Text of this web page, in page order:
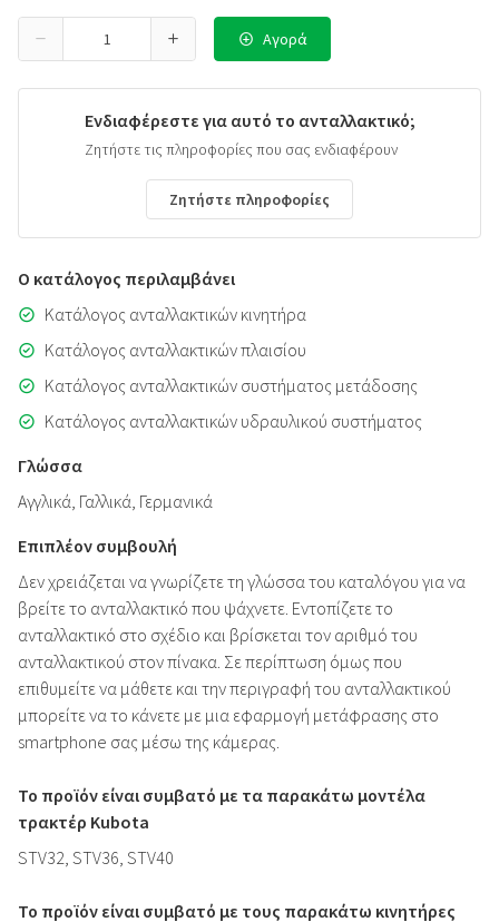
Αγορά
Ενδιαφέρεστε για αυτό το ανταλλακτικό;
Ζητήστε τις πληροφορίες που σας ενδιαφέρουν
Ζητήστε πληροφορίες
Ο κατάλογος περιλαμβάνει
Κατάλογος ανταλλακτικών κινητήρα
Κατάλογος ανταλλακτικών πλαισίου
Κατάλογος ανταλλακτικών συστήματος μετάδοσης
Κατάλογος ανταλλακτικών υδραυλικού συστήματος
Γλώσσα
Αγγλικά, Γαλλικά, Γερμανικά
Επιπλέον συμβουλή
Δεν χρειάζεται να γνωρίζετε τη γλώσσα του καταλόγου για να
βρείτε το ανταλλακτικό που ψάχνετε. Εντοπίζετε το
ανταλλακτικό στο σχέδιο και βρίσκεται τον αριθμό του
ανταλλακτικού στον πίνακα. Σε περίπτωση όμως που
επιθυμείτε να μάθετε και την περιγραφή του ανταλλακτικού
μπορείτε να το κάνετε με μια εφαρμογή μετάφρασης στο
smartphone σας μέσω της κάμερας.
Το προϊόν είναι συμβατό με τα παρακάτω μοντέλα
τρακτέρ Kubota
STV32, STV36, STV40
Το προϊόν είναι συμβατό με τους παρακάτω κινητήρες